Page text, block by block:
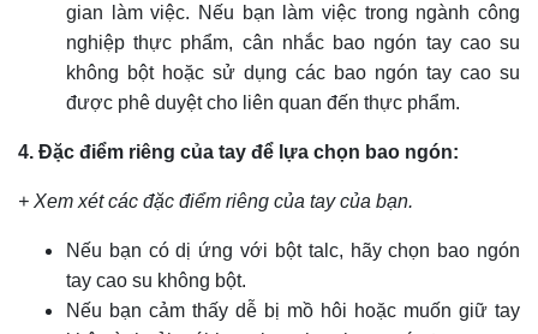
gian làm việc. Nếu bạn làm việc trong ngành công
nghiệp thực phẩm, cân nhắc bao ngón tay cao su
không bột hoặc sử dụng các bao ngón tay cao su
được phê duyệt cho liên quan đến thực phẩm.
4. Đặc điểm riêng của tay để lựa chọn bao ngón:
+ Xem xét các đặc điểm riêng của tay của bạn.
Nếu bạn có dị ứng với bột talc, hãy chọn bao ngón
tay cao su không bột.
Nếu bạn cảm thấy dễ bị mồ hôi hoặc muốn giữ tay